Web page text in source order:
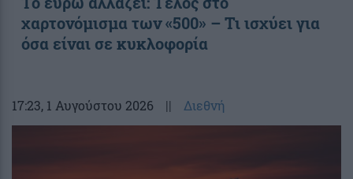
χαρτονόμισμα των «500» – Τι ισχύει για
όσα είναι σε κυκλοφορία
17:23, 1 Αυγούστου 2026 || Διεθνή